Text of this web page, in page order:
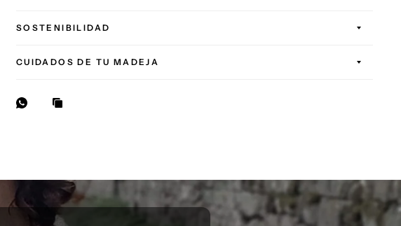
SOSTENIBILIDAD
CUIDADOS DE TU MADEJA